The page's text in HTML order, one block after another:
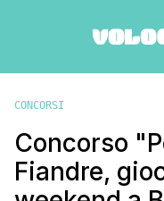
CONCORSI
Concorso
Fiandre,